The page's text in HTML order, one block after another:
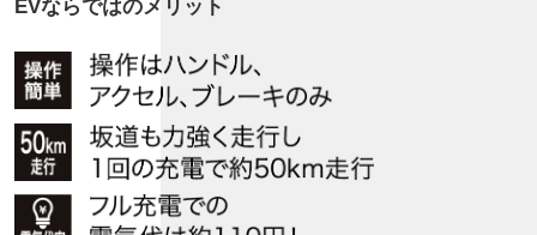
EVならではのメリット